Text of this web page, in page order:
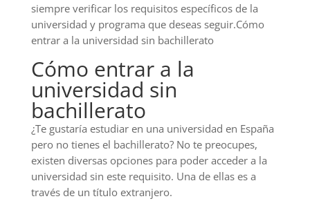
siempre verificar los requisitos específicos de la
universidad y programa que deseas seguir.Cómo
entrar a la universidad sin bachillerato
Cómo entrar a la
universidad sin
bachillerato
¿Te gustaría estudiar en una universidad en España
pero no tienes el bachillerato? No te preocupes,
existen diversas opciones para poder acceder a la
universidad sin este requisito. Una de ellas es a
través de un título extranjero.